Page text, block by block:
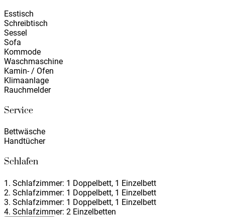
Esstisch
Schreibtisch
Sessel
Sofa
Kommode
Waschmaschine
Kamin- / Ofen
Klimaanlage
Rauchmelder
Service
Bettwäsche
Handtücher
Schlafen
1. Schlafzimmer: 1 Doppelbett, 1 Einzelbett
2. Schlafzimmer: 1 Doppelbett, 1 Einzelbett
3. Schlafzimmer: 1 Doppelbett, 1 Einzelbett
4. Schlafzimmer: 2 Einzelbetten